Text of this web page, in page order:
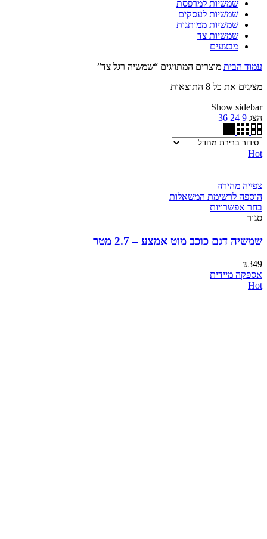
שמשיות למרפסת
שמשיות לעסקים
שמשיות ממותגות
שמשיות צד
מבצעים
עמוד הבית מוצרים המתויגים “שמשיה רגל צד”
מציגים את כל ⁦8⁩ התוצאות
Show sidebar
הצג 9
24
36
Hot
צפייה מהירה
הוספה לרשימת המשאלות
בחר אפשרויות
סגור
שמשיה דגם כוכב מוט אמצע – 2.7 מטר
₪349
אספקה מיידית
Hot